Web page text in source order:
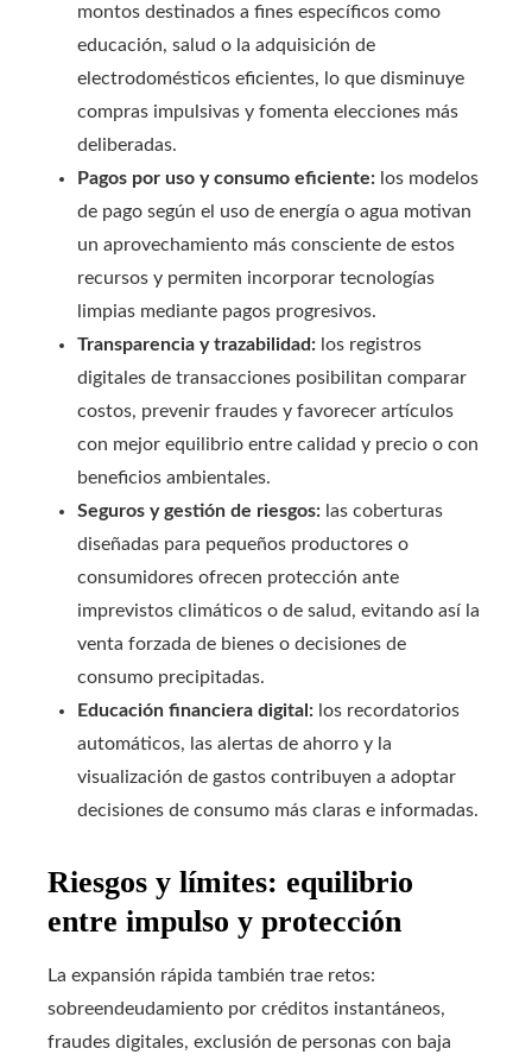
montos destinados a fines específicos como
educación, salud o la adquisición de
electrodomésticos eficientes, lo que disminuye
compras impulsivas y fomenta elecciones más
deliberadas.
Pagos por uso y consumo eficiente: los modelos
de pago según el uso de energía o agua motivan
un aprovechamiento más consciente de estos
recursos y permiten incorporar tecnologías
limpias mediante pagos progresivos.
Transparencia y trazabilidad: los registros
digitales de transacciones posibilitan comparar
costos, prevenir fraudes y favorecer artículos
con mejor equilibrio entre calidad y precio o con
beneficios ambientales.
Seguros y gestión de riesgos: las coberturas
diseñadas para pequeños productores o
consumidores ofrecen protección ante
imprevistos climáticos o de salud, evitando así la
venta forzada de bienes o decisiones de
consumo precipitadas.
Educación financiera digital: los recordatorios
automáticos, las alertas de ahorro y la
visualización de gastos contribuyen a adoptar
decisiones de consumo más claras e informadas.
Riesgos y límites: equilibrio
entre impulso y protección
La expansión rápida también trae retos:
sobreendeudamiento por créditos instantáneos,
fraudes digitales, exclusión de personas con baja